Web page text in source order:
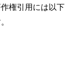
権引用には以下